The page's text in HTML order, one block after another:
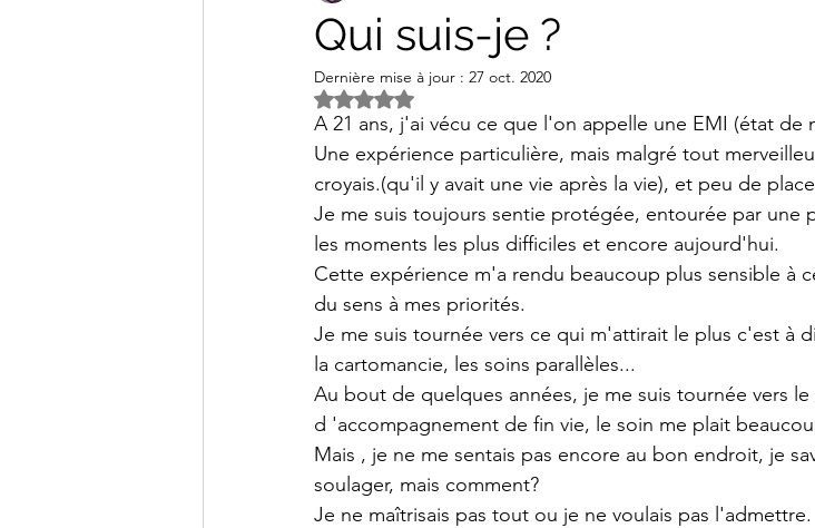
Qui suis-je ?
Dernière mise à jour : 27 oct. 2020
Noté NaN étoiles sur 5.
A 21 ans, j'ai vécu ce que l'on appelle une EMI (état de
Une expérience particulière, mais malgré tout
croyais.(qu'il y avait une vie après la vie), et peu de
Je me suis toujours sentie protégée, entourée par une
les moments les plus difficiles et encore aujourd'hui.
Cette expérience m'a rendu beaucoup plus sensible à
du sens à mes priorités.
Je me suis tournée vers ce qui m'attirait le plus c'est à
la cartomancie, les soins parallèles...
Au bout de quelques années, je me suis tournée
d 'accompagnement de fin vie, le soin me plait
Mais , je ne me sentais pas encore au bon endroit, je
soulager, mais comment?
Je ne maîtrisais pas tout ou je ne voulais pas l'admettre.